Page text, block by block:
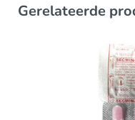
Gerelateerde